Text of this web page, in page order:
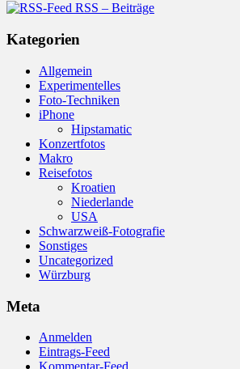
RSS – Beiträge
Kategorien
Allgemein
Experimentelles
Foto-Techniken
iPhone
Hipstamatic
Konzertfotos
Makro
Reisefotos
Kroatien
Niederlande
USA
Schwarzweiß-Fotografie
Sonstiges
Uncategorized
Würzburg
Meta
Anmelden
Eintrags-Feed